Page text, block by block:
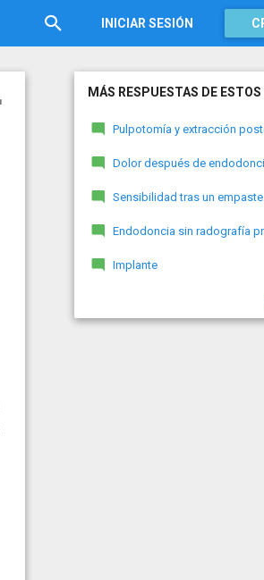
INICIAR SESIÓN
MÁS RESPUESTAS DE
Pulpotomía y extracción
Dolor después de
Sensibilidad tras un
Endodoncia sin radografía
Implante